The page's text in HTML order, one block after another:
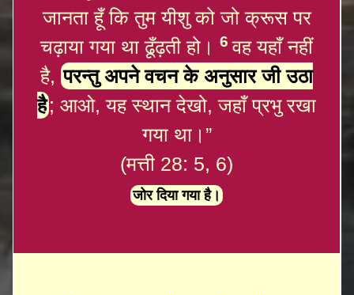
जानता हूँ कि तुम यीशु को जो क्रूस पर
चढ़ाया गया था ढूँढ़ती हो।6वह यहाँ नहीं
है,परन्तु अपने वचन के अनुसार जी उठा
है; आओ, यह स्थान देखो, जहाँ प्रभु रखा
गया था।”
(मत्ती 28: 5, 6)
जोर दिया गया है।